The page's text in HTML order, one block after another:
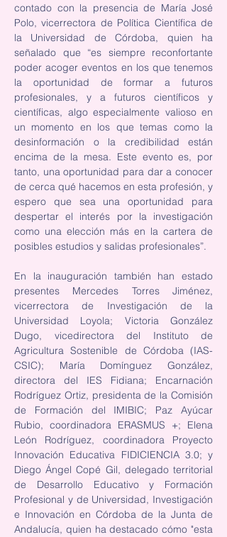
contado con la presencia de María José
Polo, vicerrectora de Política Científica de
la Universidad de Córdoba, quien ha
señalado que “es siempre reconfortante
poder acoger eventos en los que tenemos
la oportunidad de formar a futuros
profesionales, y a futuros científicos y
científicas, algo especialmente valioso en
un momento en los que temas como la
desinformación o la credibilidad están
encima de la mesa. Este evento es, por
tanto, una oportunidad para dar a conocer
de cerca qué hacemos en esta profesión, y
espero que sea una oportunidad para
despertar el interés por la investigación
como una elección más en la cartera de
posibles estudios y salidas profesionales”.
En la inauguración también han estado
presentes Mercedes Torres Jiménez,
vicerrectora de Investigación de la
Universidad Loyola; Victoria González
Dugo, vicedirectora del Instituto de
Agricultura Sostenible de Córdoba (IAS-
CSIC); María Domínguez González,
directora del IES Fidiana; Encarnación
Rodríguez Ortiz, presidenta de la Comisión
de Formación del IMIBIC; Paz Ayúcar
Rubio, coordinadora ERASMUS +; Elena
León Rodríguez, coordinadora Proyecto
Innovación Educativa FIDICIENCIA 3.0; y
Diego Ángel Copé Gil, delegado territorial
de Desarrollo Educativo y Formación
Profesional y de Universidad, Investigación
e Innovación en Córdoba de la Junta de
Andalucía, quien ha destacado cómo "esta